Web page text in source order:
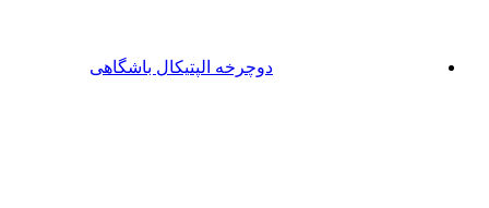
دوچرخه الپتیکال باشگاهی